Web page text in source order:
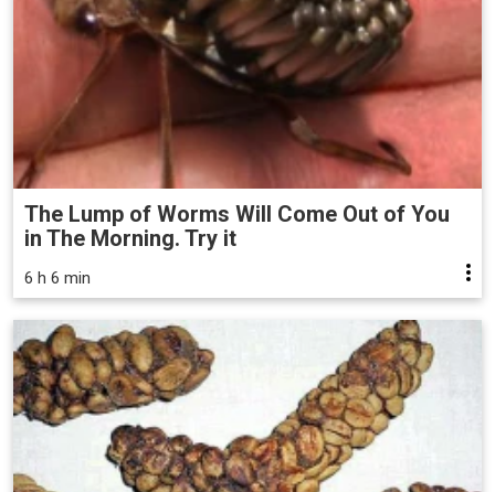
The Lump of Worms Will Come Out of You
in The Morning. Try it
6 h 6 min